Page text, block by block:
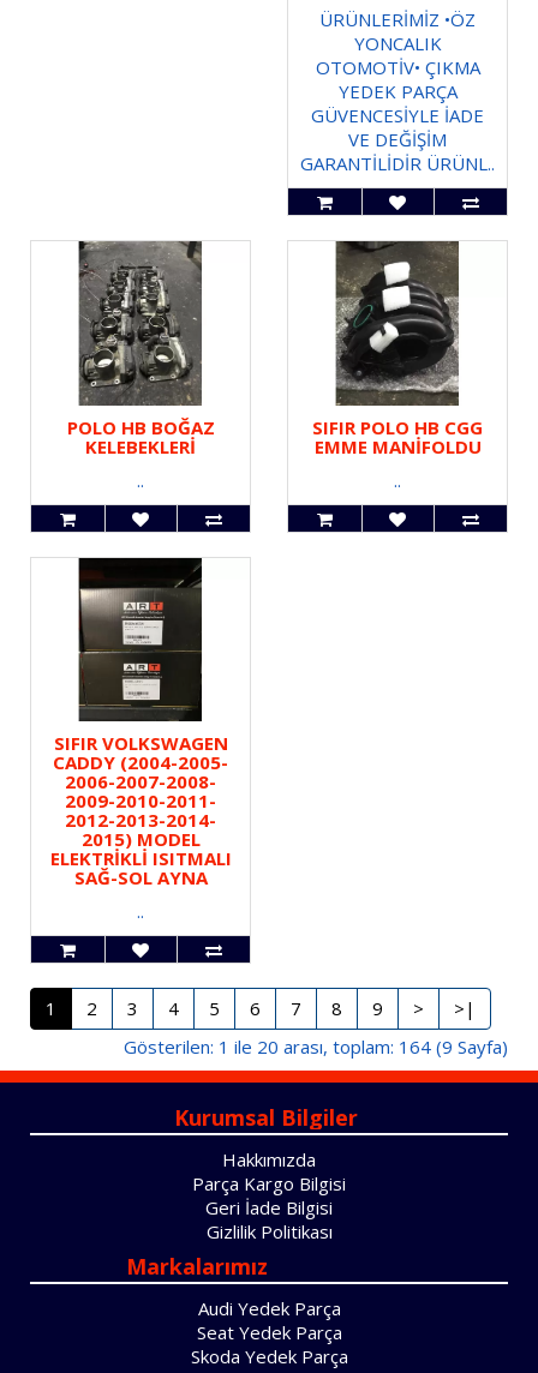
ÜRÜNLERİMİZ •ÖZ
YONCALIK
OTOMOTİV• ÇIKMA
YEDEK PARÇA
GÜVENCESİYLE İADE
VE DEĞİŞİM
GARANTİLİDİR ÜRÜNL..
POLO HB BOĞAZ
KELEBEKLERİ
..
SIFIR POLO HB CGG
EMME MANİFOLDU
..
SIFIR VOLKSWAGEN
CADDY (2004-2005-
2006-2007-2008-
2009-2010-2011-
2012-2013-2014-
2015) MODEL
ELEKTRİKLİ ISITMALI
SAĞ-SOL AYNA
..
1 2 3 4 5 6 7 8 9 >
>|
Gösterilen: 1 ile 20 arası, toplam: 164 (9 Sayfa)
Kurumsal Bilgiler
Hakkımızda
Parça Kargo Bilgisi
Geri İade Bilgisi
Gizlilik Politikası
Markalarımız
Audi Yedek Parça
Seat Yedek Parça
Skoda Yedek Parça